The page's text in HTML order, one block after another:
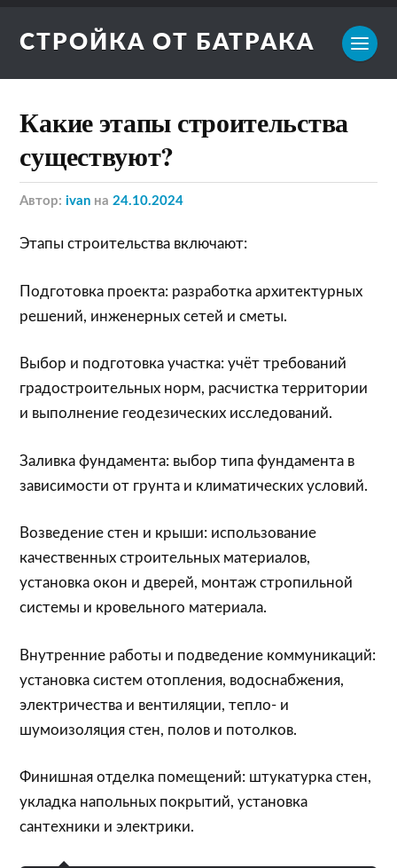
СТРОЙКА ОТ БАТРАКА
Какие этапы строительства
существуют?
Автор:ivan на24.10.2024
Этапы строительства включают:
Подготовка проекта: разработка архитектурных
решений, инженерных сетей и сметы.
Выбор и подготовка участка: учёт требований
градостроительных норм, расчистка территории
и выполнение геодезических исследований.
Заливка фундамента: выбор типа фундамента в
зависимости от грунта и климатических условий.
Возведение стен и крыши: использование
качественных строительных материалов,
установка окон и дверей, монтаж стропильной
системы и кровельного материала.
Внутренние работы и подведение коммуникаций:
установка систем отопления, водоснабжения,
электричества и вентиляции, тепло- и
шумоизоляция стен, полов и потолков.
Финишная отделка помещений: штукатурка стен,
укладка напольных покрытий, установка
сантехники и электрики.